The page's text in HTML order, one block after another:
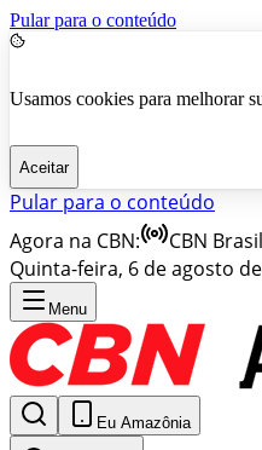
Pular para o conteúdo
Usamos cookies para melhorar
Aceitar
Pular para o conteúdo
Agora na CBN:
CBN Brasil
Quinta-feira, 6 de agosto
Menu
Eu Amazônia